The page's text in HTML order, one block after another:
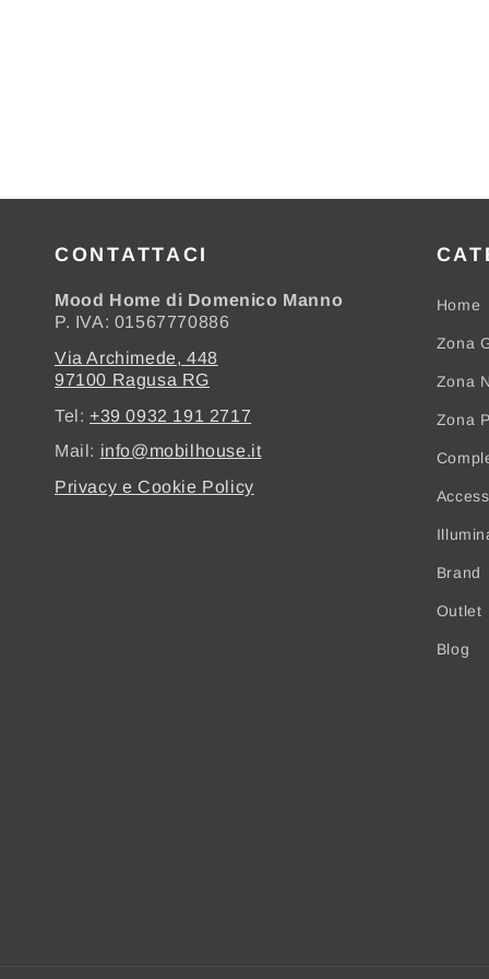
CONTATTACI
Mood Home di Domenico Manno
P. IVA: 01567770886
Via Archimede, 448
97100 Ragusa RG
Tel: +39 0932 191 2717
Mail: info@mobilhouse.it
Privacy e Cookie Policy
Home
Zona
Zona
Zona
Brand
Outlet
Blog